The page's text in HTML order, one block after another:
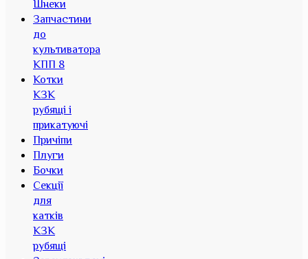
Шнеки
Запчастини
до
культиватора
КПП 8
Котки
КЗК
рубящі і
прикатуючі
Причіпи
Плуги
Бочки
Секції
для
катків
КЗК
рубящі